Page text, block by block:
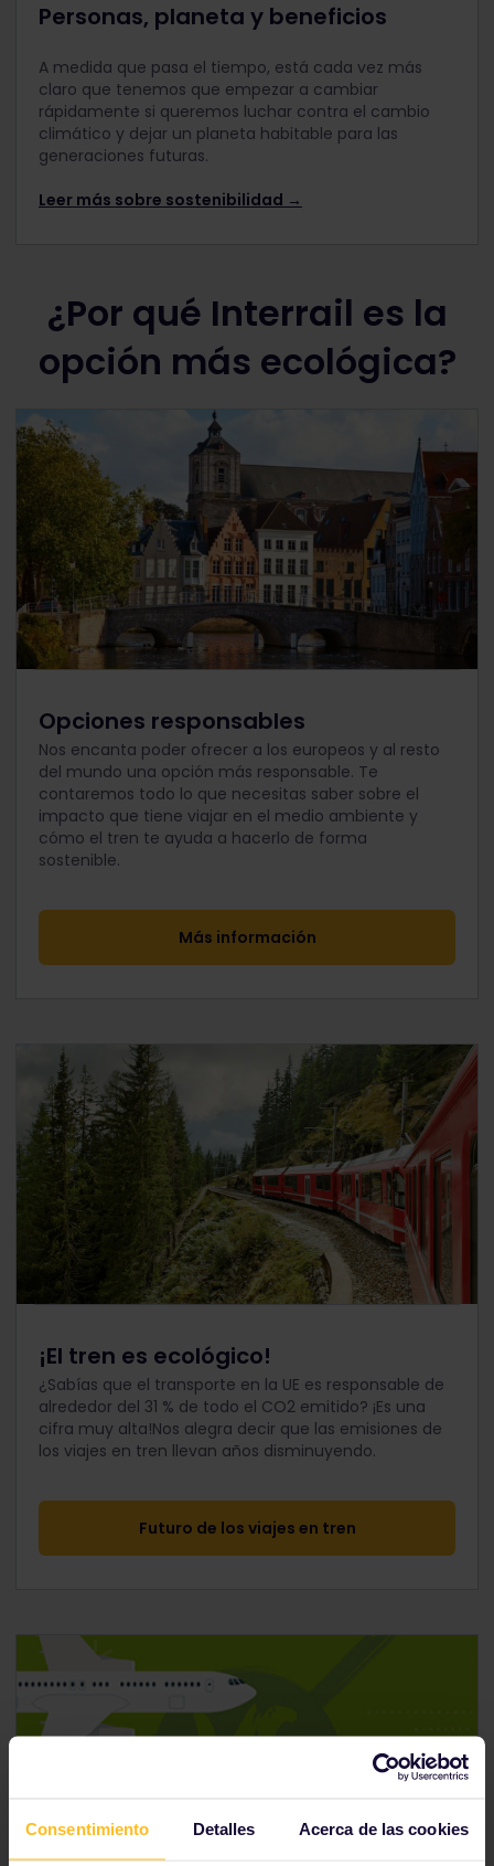
Consentimiento Detalles Acerca de las cookies
Personas, planeta y beneficios
A medida que pasa el tiempo, está cada vez más
claro que tenemos que empezar a cambiar
rápidamente si queremos luchar contra el cambio
climático y dejar un planeta habitable para las
generaciones futuras.
Leer más sobre sostenibilidad →
¿Por qué Interrail es la
opción más ecológica?
Opciones responsables
Nos encanta poder ofrecer a los europeos y al resto
del mundo una opción más responsable. Te
contaremos todo lo que necesitas saber sobre el
impacto que tiene viajar en el medio ambiente y
cómo el tren te ayuda a hacerlo de forma
sostenible.
Más información
¡El tren es ecológico!
¿Sabías que el transporte en la UE es responsable de
alrededor del 31 % de todo el CO2 emitido? ¡Es una
cifra muy alta!Nos alegra decir que las emisiones de
los viajes en tren llevan años disminuyendo.
Futuro de los viajes en tren